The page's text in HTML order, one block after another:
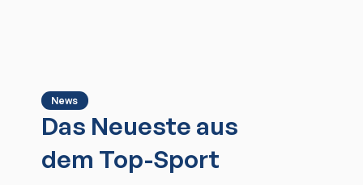
News
Das Neueste aus
dem Top-Sport